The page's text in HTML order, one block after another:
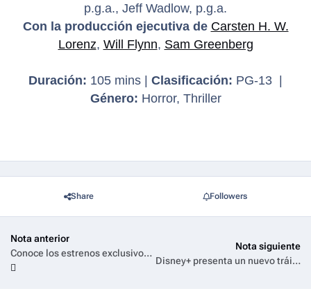
p.g.a., Jeff Wadlow, p.g.a.
Con la producción ejecutiva de Carsten H. W.
Lorenz, Will Flynn, Sam Greenberg
Duración: 105 mins | Clasificación: PG-13 |
Género: Horror, Thriller
Share Followers
Nota anterior
Conoce los estrenos exclusivos que llegarán a Universal+ en julio 2026
Nota siguiente
Disney+ presenta un nuevo tráiler y póster de Soy Luna: Volver a Rodar y anuncia la gira de su show por Latinoamérica